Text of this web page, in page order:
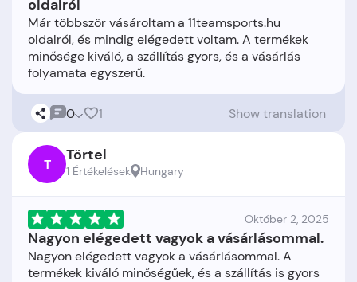
oldalról
Már többször vásároltam a 11teamsports.hu
oldalról, és mindig elégedett voltam. A termékek
minősége kiváló, a szállítás gyors, és a vásárlás
0 1 Show translation
T Törtel
1 Értékelések Hungary
Október 2, 2025
Nagyon elégedett vagyok a vásárlásommal.
Nagyon elégedett vagyok a vásárlásommal. A
termékek kiváló minőségűek, és a szállítás is gyors